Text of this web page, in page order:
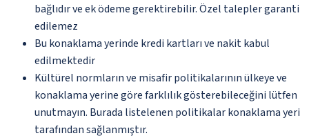
bağlıdır ve ek ödeme gerektirebilir. Özel talepler garanti
edilemez
Bu konaklama yerinde kredi kartları ve nakit kabul
edilmektedir
Kültürel normların ve misafir politikalarının ülkeye ve
konaklama yerine göre farklılık gösterebileceğini lütfen
unutmayın. Burada listelenen politikalar konaklama yeri
tarafından sağlanmıştır.